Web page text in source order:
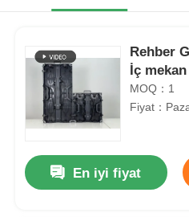
Rehber
İç
MOQ：1
Fiyat：
En iyi fiyat